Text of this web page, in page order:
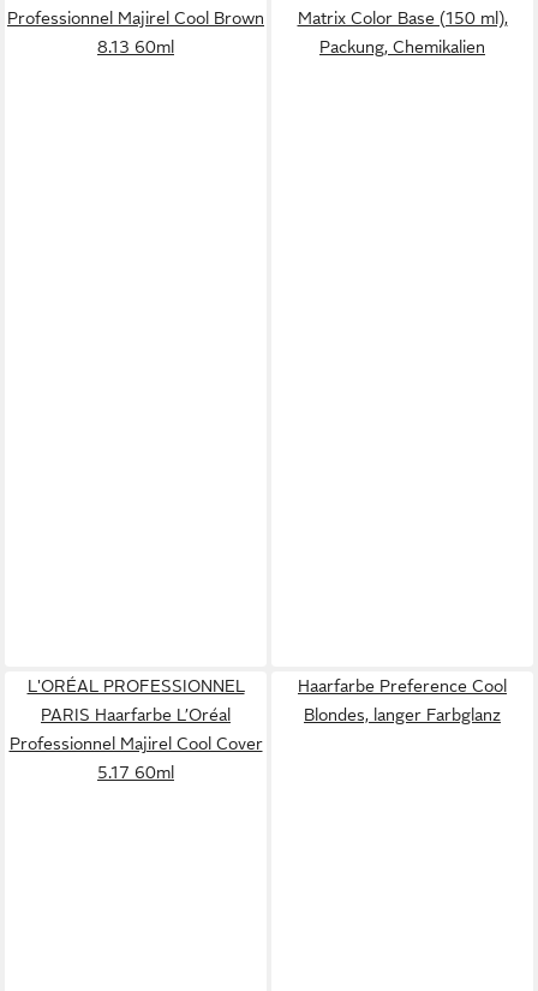
Professionnel Majirel Cool Brown
8.13 60ml
Matrix Color Base (150 ml),
Packung, Chemikalien
L'ORÉAL PROFESSIONNEL
PARIS Haarfarbe L’Oréal
Professionnel Majirel Cool Cover
5.17 60ml
Haarfarbe Preference Cool
Blondes, langer Farbglanz